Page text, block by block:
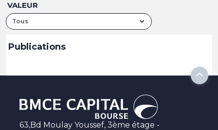
VALEUR
Tous
Publications
63,Bd Moulay Youssef, 3ème étage -